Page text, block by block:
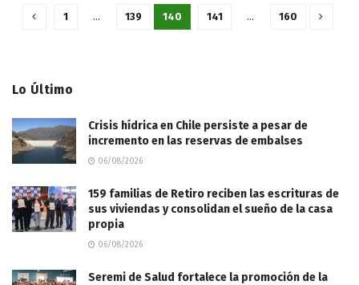
1 … 139 140 141 … 160
Lo Último
Crisis hídrica en Chile persiste a pesar de
incremento en las reservas de embalses
06/08/2026
159 familias de Retiro reciben las escrituras de
sus viviendas y consolidan el sueño de la casa
propia
06/08/2026
Seremi de Salud fortalece la promoción de la